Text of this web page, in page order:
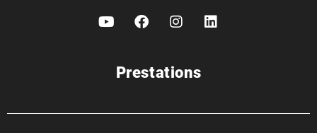
Prestations